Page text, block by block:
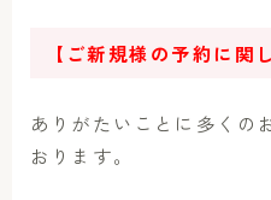
【ご新規様の予約に関
ありがたいことに多くの
おります。